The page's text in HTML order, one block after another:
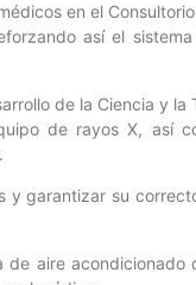
en el
así el
de la Ciencia y
de rayos X, así
garantizar su
de aire